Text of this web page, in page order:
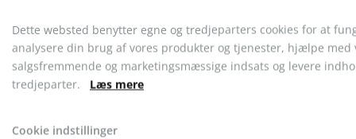
fra 123,75 kr. fra 92,81 kr.
Dette websted benytter egne og tredjeparters cookies for at
analysere din brug af vores produkter og tjenester, hjælpe med
salgsfremmende og marketingsmæssige indsats og levere
tredjeparter. Læs mere
Cookie indstillinger